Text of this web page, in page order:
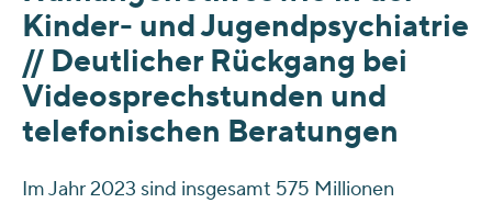
Kinder- und Jugendpsychiatrie
// Deutlicher Rückgang bei
Videosprechstunden und
telefonischen Beratungen
Im Jahr 2023 sind insgesamt 575 Millionen